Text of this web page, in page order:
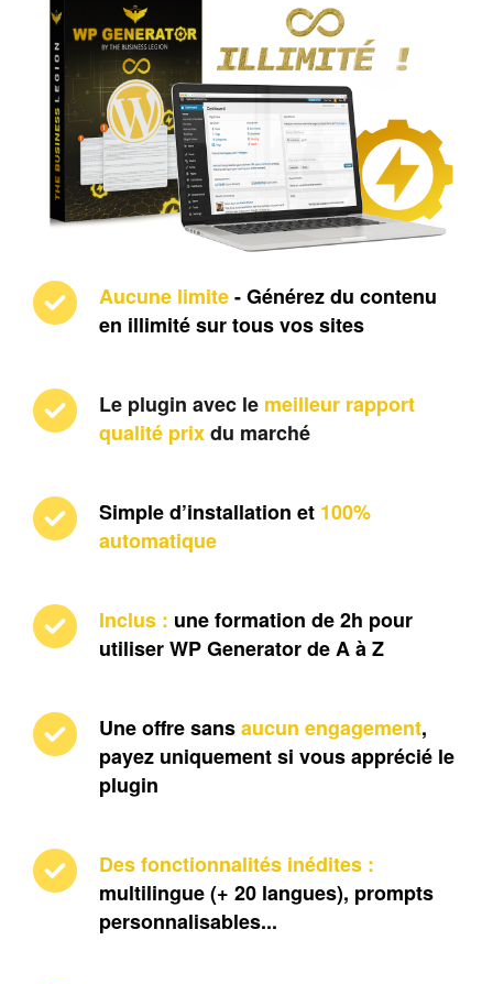
Aucune limite - Générez du contenu
en illimité sur tous vos sites
Le plugin avec le meilleur rapport
qualité prix du marché
Simple d’installation et 100%
automatique
Inclus : une formation de 2h pour
utiliser WP Generator de A à Z
Une offre sans aucun engagement,
payez uniquement si vous apprécié le
plugin
multilingue (+ 20 langues), prompts
personnalisables...